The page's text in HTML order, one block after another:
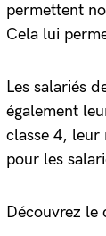
permettent
Cela lui
Les salariés
également
classe 4, leur
pour les
Découvrez le